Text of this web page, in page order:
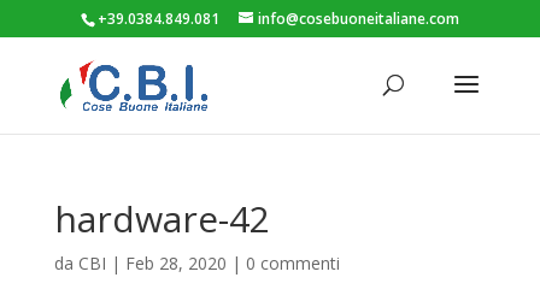
+39.0384.849.081 info@cosebuoneitaliane.com
hardware-42
da CBI | Feb 28, 2020 | 0 commenti